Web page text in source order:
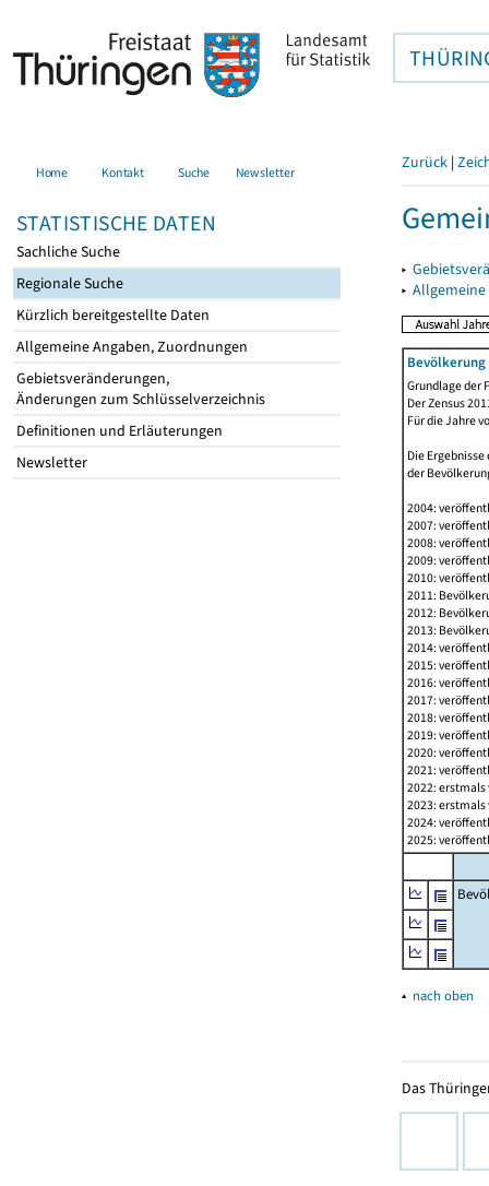
Home Kontakt Suche Newsletter
STATISTISCHE DATEN
Sachliche Suche
Regionale Suche
Kürzlich bereitgestellte Daten
Allgemeine Angaben, Zuordnungen
Gebietsveränderungen,
Änderungen zum Schlüsselverzeichnis
Definitionen und Erläuterungen
Newsletter
Zurück |
▸
▸
Grundlage der
Der Zensus
Für die Jahre
Die
der
2004:
2007:
2008:
2009:
2010:
2011:
2012:
2013:
2014:
2015:
2016:
2017:
2018:
2019:
2020:
2021:
2022:
2023:
2024:
2025:
▴ nach oben
Das